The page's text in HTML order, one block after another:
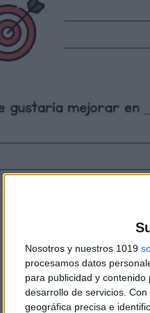
Nosotros y nuestros 1019
procesamos datos
para publicidad y
desarrollo de servicios. Con
geográfica precisa e